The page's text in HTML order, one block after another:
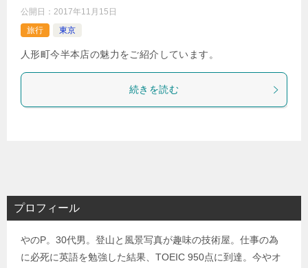
公開日： 2017年11月15日
旅行
東京
人形町今半本店の魅力をご紹介しています。
続きを読む
プロフィール
やのP。30代男。登山と風景写真が趣味の技術屋。仕事の為
に必死に英語を勉強した結果、TOEIC 950点に到達。今やオ